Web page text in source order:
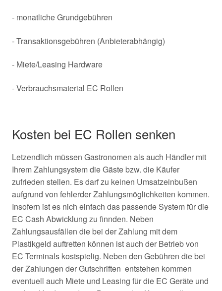
- monatliche Grundgebühren
- Transaktionsgebühren (Anbieterabhängig)
- Miete/Leasing Hardware
- Verbrauchsmaterial EC Rollen
Kosten bei EC Rollen senken
Letzendlich müssen Gastronomen als auch Händler mit
Ihrem Zahlungsystem die Gäste bzw. die Käufer
zufrieden stellen. Es darf zu keinen Umsatzeinbußen
aufgrund von fehlerder Zahlungsmöglichkeiten kommen.
Insofern ist es nich einfach das passende System für die
EC Cash Abwicklung zu finnden. Neben
Zahlungsausfällen die bei der Zahlung mit dem
Plastikgeld auftretten können ist auch der Betrieb von
EC Terminals kostspielig. Neben den Gebühren die bei
der Zahlungen der Gutschriften entstehen kommen
eventuell auch Miete und Leasing für die EC Geräte und